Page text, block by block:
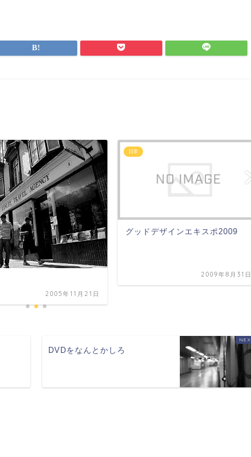
2005年11月21日
日常
グッドデザインエキスポ2009
2009年8月31日
DVDをなんとかしろ